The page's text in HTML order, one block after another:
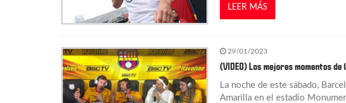
i
ó
n
LEER MÁS
29/01/2023
(VIDEO) Los mejores momentos
La noche de este sábado,
Amarilla en el estadio